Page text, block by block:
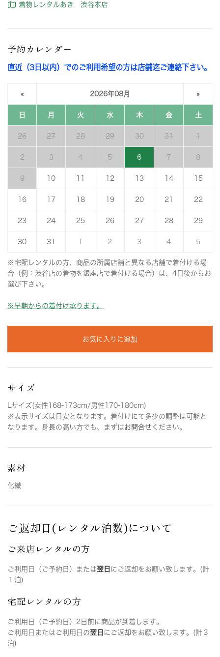
着物レンタルあき 渋谷本店
予約カレンダー
直近（3日以内）でのご利用希望の方は店舗迄ご連絡下さい。
« 2026年08月 »
日 月 火 水 木 金 土
26 27 28 29 30 31 1
2 3 4 5 6 7 8
9 10 11 12 13 14 15
16 17 18 19 20 21 22
23 24 25 26 27 28 29
30 31 1 2 3 4 5
※宅配レンタルの方、商品の所属店舗と異なる店舗で着付ける場
合（例：渋谷店の着物を銀座店で着付ける場合）は、4日後からお
選び下さい。
※早朝からの着付け承ります。
お気に入りに追加
サイズ
Lサイズ(女性168-173cm/男性170-180cm)
※表示サイズは目安となります。着付けにて多少の調整は可能と
なります。身長の高い方でも、まずはお問合せ ください。
素材
化繊
ご返却日(レンタル泊数)について
ご来店レンタルの方
ご利用日（ご予約日）または翌日 にご返却をお願い致します。(計
１泊)
宅配レンタルの方
ご利用日（ご予約日）2日前に商品が到着します。
ご利用日またはご利用日の翌日 にご返却をお願い致します。(計３
泊)